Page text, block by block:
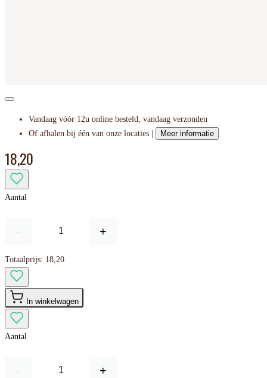
Vandaag vóór 12u online besteld, vandaag verzonden
Of afhalen bij één van onze locaties |
Meer informatie
18,20
Aantal
- +
Totaalprijs: 18,20
In winkelwagen
Aantal
- +